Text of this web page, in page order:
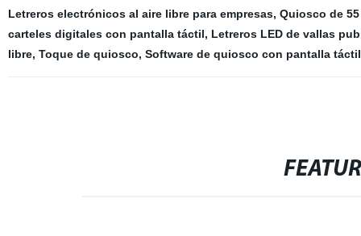
Letreros electrónicos al aire libre para empresas, Quiosco de
carteles digitales con pantalla táctil, Letreros LED de vallas
libre, Toque de quiosco, Software de quiosco con pantalla táctil